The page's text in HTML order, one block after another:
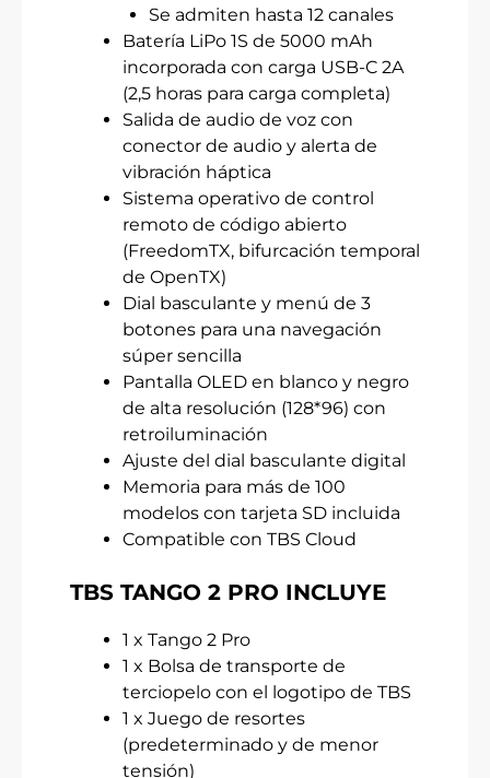
Se admiten hasta 12 canales
Batería LiPo 1S de 5000 mAh
incorporada con carga USB-C 2A
(2,5 horas para carga completa)
Salida de audio de voz con
conector de audio y alerta de
vibración háptica
Sistema operativo de control
remoto de código abierto
(FreedomTX, bifurcación temporal
de OpenTX)
Dial basculante y menú de 3
botones para una navegación
súper sencilla
Pantalla OLED en blanco y negro
de alta resolución (128*96) con
retroiluminación
Ajuste del dial basculante digital
Memoria para más de 100
modelos con tarjeta SD incluida
Compatible con TBS Cloud
TBS TANGO 2 PRO INCLUYE
1 x Tango 2 Pro
1 x Bolsa de transporte de
terciopelo con el logotipo de TBS
1 x Juego de resortes
(predeterminado y de menor
tensión)